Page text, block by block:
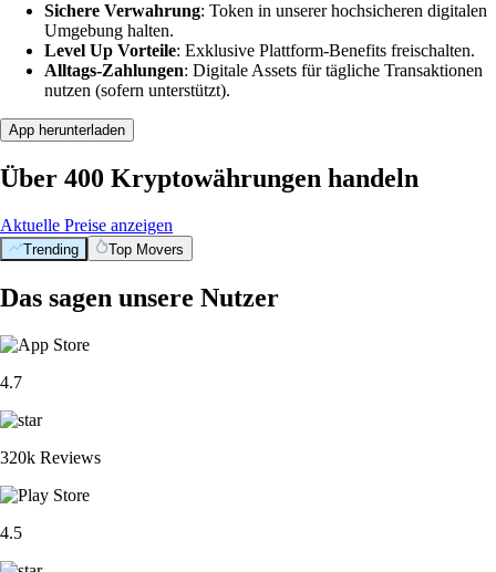
Sichere Verwahrung: Token in unserer hochsicheren digitalen
Umgebung halten.
Level Up Vorteile: Exklusive Plattform-Benefits freischalten.
Alltags-Zahlungen: Digitale Assets für tägliche Transaktionen
nutzen (sofern unterstützt).
App herunterladen
Über 400 Kryptowährungen handeln
Aktuelle Preise anzeigen
Trending Top Movers
Das sagen unsere Nutzer
4.7
320k Reviews
4.5